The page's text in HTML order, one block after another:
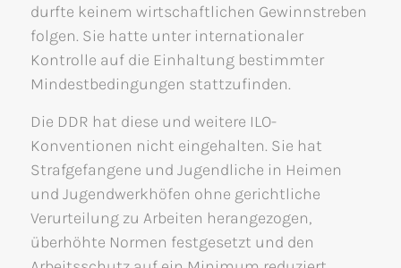
durfte keinem wirtschaftlichen Gewinnstreben
folgen. Sie hatte unter internationaler
Kontrolle auf die Einhaltung bestimmter
Mindestbedingungen stattzufinden.
Die DDR hat diese und weitere ILO-
Konventionen nicht eingehalten. Sie hat
Strafgefangene und Jugendliche in Heimen
und Jugendwerkhöfen ohne gerichtliche
Verurteilung zu Arbeiten herangezogen,
überhöhte Normen festgesetzt und den